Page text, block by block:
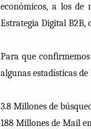
económicos, a los de
Estrategia Digital B2B,
Para que
algunas estadísticas
3.8 Millones de
188 Millones de Mail